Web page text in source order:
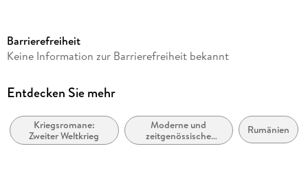
Dateigröße
Laufzeit
Autor/Autorin
Herta Müller
Barrierefreiheit
Keine Information zur Barrierefreiheit bekannt
Entdecken Sie mehr
Kriegsromane:
Zweiter Weltkrieg
Moderne und
zeitgenössische
Belletristik: allgemein
Rumänien